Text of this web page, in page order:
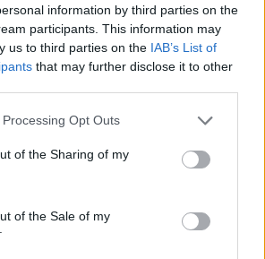
information by third parties on the
participants. This information may
us to third parties on the IAB’s List of
that may further disclose it to other
website/app uses one or more Google
or usage behaviour. You may click to
to Google and its third-party tags to
specified purposes in below Google
Opt Outs
of the Sharing of my
of the Sale of my